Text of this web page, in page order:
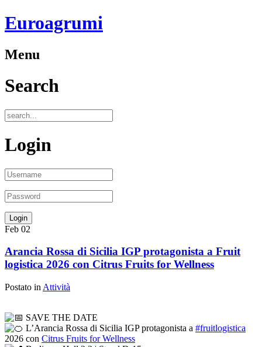
Euroagrumi
Menu
Search
Login
Feb 02
Arancia Rossa di Sicilia IGP protagonista a Fruit
logistica 2026 con Citrus Fruits for Wellness
Postato in Attività
SAVE THE DATE
L’Arancia Rossa di Sicilia IGP protagonista a #fruitlogistica
2026 con Citrus Fruits for Wellness